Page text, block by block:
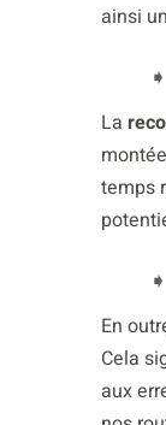
ainsi
La
temps
En
Cela
aux